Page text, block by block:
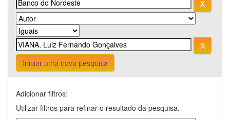
Iniciar uma nova pesquisa
Adicionar filtros:
Utilizar filtros para refinar o resultado da pesquisa.